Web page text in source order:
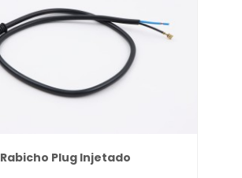
Rabicho Plug Injetado